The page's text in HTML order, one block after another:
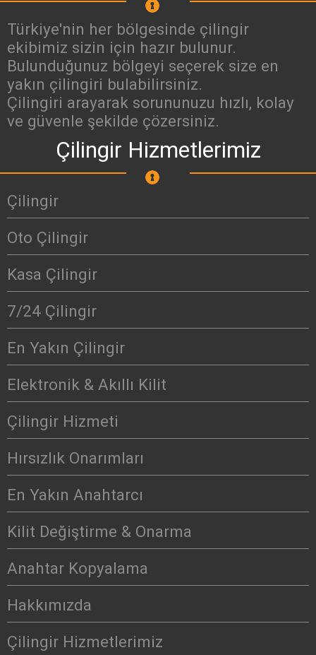
Türkiye'nin her bölgesinde çilingir
ekibimiz sizin için hazır bulunur.
Bulunduğunuz bölgeyi seçerek size en
yakın çilingiri bulabilirsiniz.
Çilingiri arayarak sorununuzu hızlı, kolay
ve güvenle şekilde çözersiniz.
Çilingir Hizmetlerimiz
Çilingir
Oto Çilingir
Kasa Çilingir
7/24 Çilingir
En Yakın Çilingir
Elektronik & Akıllı Kilit
Çilingir Hizmeti
Hırsızlık Onarımları
En Yakın Anahtarcı
Kilit Değiştirme & Onarma
Anahtar Kopyalama
Hakkımızda
Çilingir Hizmetlerimiz